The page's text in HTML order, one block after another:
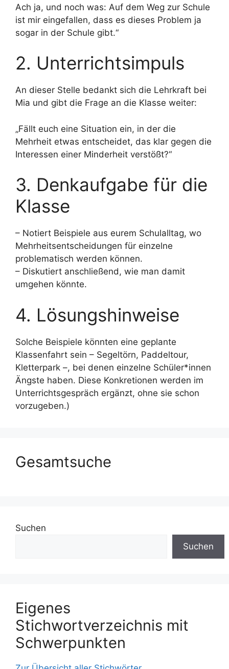
Ach ja, und noch was: Auf dem Weg zur Schule
ist mir eingefallen, dass es dieses Problem ja
sogar in der Schule gibt.“
2. Unterrichtsimpuls
An dieser Stelle bedankt sich die Lehrkraft bei
Mia und gibt die Frage an die Klasse weiter:
„Fällt euch eine Situation ein, in der die
Mehrheit etwas entscheidet, das klar gegen die
Interessen einer Minderheit verstößt?“
3. Denkaufgabe für die
Klasse
– Notiert Beispiele aus eurem Schulalltag, wo
Mehrheitsentscheidungen für einzelne
problematisch werden können.
– Diskutiert anschließend, wie man damit
umgehen könnte.
4. Lösungshinweise
Solche Beispiele könnten eine geplante
Klassenfahrt sein – Segeltörn, Paddeltour,
Kletterpark –, bei denen einzelne Schüler*innen
Ängste haben. Diese Konkretionen werden im
Unterrichtsgespräch ergänzt, ohne sie schon
vorzugeben.)
Gesamtsuche
Suchen
Suchen
Eigenes
Stichwortverzeichnis mit
Schwerpunkten